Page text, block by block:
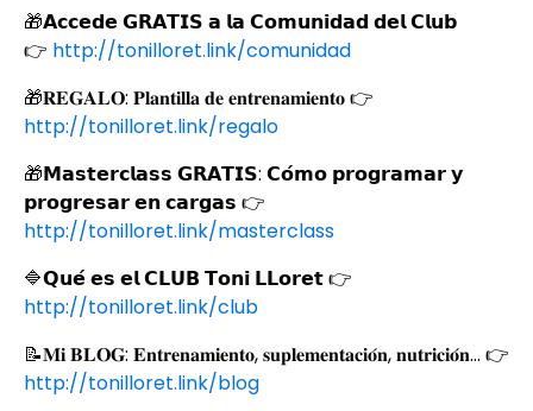
🎁𝗔𝗰𝗰𝗲𝗱𝗲 𝗚𝗥𝗔𝗧𝗜𝗦 𝗮 𝗹𝗮 𝗖𝗼𝗺𝘂𝗻𝗶𝗱𝗮𝗱 𝗱𝗲𝗹 𝗖𝗹𝘂𝗯
👉 http://tonilloret.link/comunidad
🎁𝐑𝐄𝐆𝐀𝐋𝐎: 𝐏𝐥𝐚𝐧𝐭𝐢𝐥𝐥𝐚𝐝𝐞𝐞𝐧𝐭𝐫𝐞𝐧𝐚𝐦𝐢𝐞𝐧𝐭𝐨👉
http://tonilloret.link/regalo
🎁𝗠𝗮𝘀𝘁𝗲𝗿𝗰𝗹𝗮𝘀𝘀 𝗚𝗥𝗔𝗧𝗜𝗦: 𝗖𝗼́𝗺𝗼 𝗽𝗿𝗼𝗴𝗿𝗮𝗺𝗮𝗿 𝘆
𝗽𝗿𝗼𝗴𝗿𝗲𝘀𝗮𝗿 𝗲𝗻 𝗰𝗮𝗿𝗴𝗮𝘀 👉
http://tonilloret.link/masterclass
🔷𝗤𝘂𝗲́ 𝗲𝘀 𝗲𝗹 𝗖𝗟𝗨𝗕 𝗧𝗼𝗻𝗶 𝗟𝗟𝗼𝗿𝗲𝘁 👉
http://tonilloret.link/club
📝𝐌𝐢𝐁𝐋𝐎𝐆: 𝐄𝐧𝐭𝐫𝐞𝐧𝐚𝐦𝐢𝐞𝐧𝐭𝐨,𝐬𝐮𝐩𝐥𝐞𝐦𝐞𝐧𝐭𝐚𝐜𝐢𝐨́𝐧,𝐧𝐮𝐭𝐫𝐢𝐜𝐢𝐨́𝐧... 👉
http://tonilloret.link/blog